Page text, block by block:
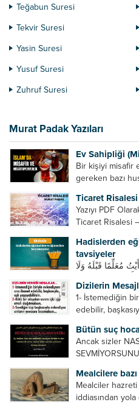
Teğabun Suresi
Tekvir Suresi
Yasin Suresi
Yusuf Suresi
Zuhruf Suresi
Murat Padak Yazıları
Ev Sahipliği
Bir kişiyi misafir
gereken bazı
önce, bir hafta
Ticaret Risalesi
Yazıyı PDF
Ticaret Risalesi
ticaret
yapmıştır. Hz.
Hadislerden
tavsiyeler
مُعَلِّمًا قَبْلَهُ وَلَا
ve sellem beni
sövmedi. Ben
Dizilerin
1- İstemediğin
edebilir,
Sevdiğin kişi
yuvasını
Bütün suç
Ancak sizler
geliştirmeleri
tenkitlerde
olması gereken
Mealcilere
Mealciler
iddiasından